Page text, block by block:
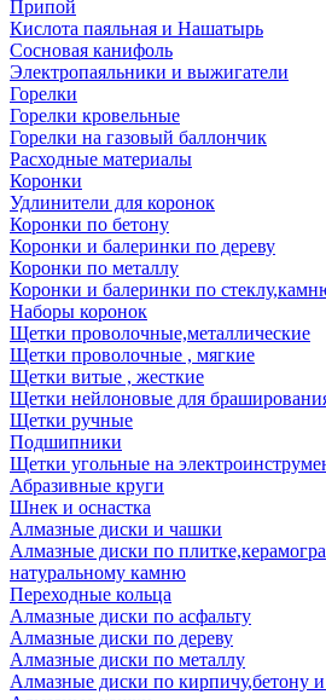
Припой
Кислота паяльная и Нашатырь
Сосновая канифоль
Электропаяльники и выжигатели
Горелки
Горелки кровельные
Горелки на газовый баллончик
Расходные материалы
Коронки
Удлинители для коронок
Коронки по бетону
Коронки и балеринки по дереву
Коронки по металлу
Коронки и балеринки по
Наборы коронок
Щетки проволочные,металлические
Щетки проволочные , мягкие
Щетки витые , жесткие
Щетки нейлоновые для
Щетки ручные
Подшипники
Щетки угольные на
Абразивные круги
Шнек и оснастка
Алмазные диски и чашки
Алмазные диски по
натуральному камню
Переходные кольца
Алмазные диски по асфальту
Алмазные диски по дереву
Алмазные диски по металлу
Алмазные диски по кирпичу,бетону